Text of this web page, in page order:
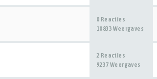
0 Reacties
10833 Weergaves
2 Reacties
9237 Weergaves